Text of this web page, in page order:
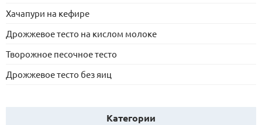
Хачапури на кефире
Дрожжевое тесто на кислом молоке
Творожное песочное тесто
Дрожжевое тесто без яиц
Категории